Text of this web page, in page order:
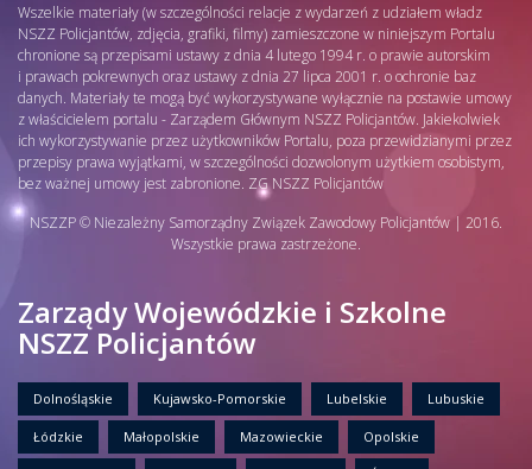
Wszelkie materiały (w szczególności relacje z wydarzeń z udziałem władz
NSZZ Policjantów, zdjęcia, grafiki, filmy) zamieszczone w niniejszym Portalu
chronione są przepisami ustawy z dnia 4 lutego 1994 r. o prawie autorskim
i prawach pokrewnych oraz ustawy z dnia 27 lipca 2001 r. o ochronie baz
danych. Materiały te mogą być wykorzystywane wyłącznie na postawie umowy
z właścicielem portalu - Zarządem Głównym NSZZ Policjantów. Jakiekolwiek
ich wykorzystywanie przez użytkowników Portalu, poza przewidzianymi przez
przepisy prawa wyjątkami, w szczególności dozwolonym użytkiem osobistym,
bez ważnej umowy jest zabronione. ZG NSZZ Policjantów
NSZZP © Niezależny Samorządny Związek Zawodowy Policjantów | 2016.
Wszystkie prawa zastrzeżone.
Zarządy Wojewódzkie i Szkolne
NSZZ Policjantów
Dolnośląskie Kujawsko-Pomorskie Lubelskie Lubuskie
Łódzkie Małopolskie Mazowieckie Opolskie